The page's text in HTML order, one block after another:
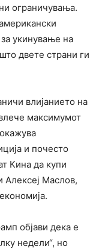
ограничувања.
укинување на
двете страни ги
влијанието на
максимумот
и почесто
Кина да купи
Алексеј Маслов,
објави дека е
недели“, но